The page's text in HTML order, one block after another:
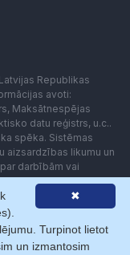
Republikas
avoti:
Maksātnespējas
datu reģistrs, u.c..
spēka. Sistēmas
aizsardzības likumu un
darbībām vai
Lietotājam aizliegts
(robotus)
ar Firmas.lv. Galvenā
ar
✖
Turpinot lietot
un izmantosim